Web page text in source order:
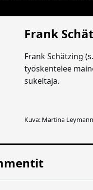
Frank
Frank Schätzing
työskentelee
sukeltaja.
Kuva: Martina